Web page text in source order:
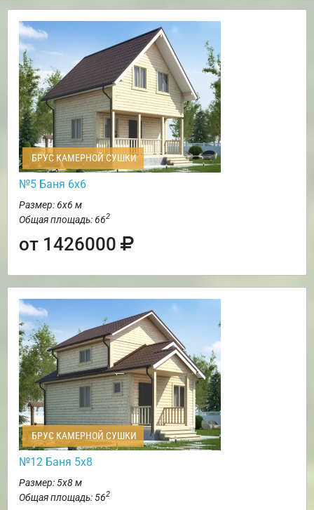
БРУС КАМЕРНОЙ СУШКИ
№5 Баня 6х6
Размер: 6х6 м
Общая площадь: 662
от 1426000
БРУС КАМЕРНОЙ СУШКИ
№12 Баня 5х8
Размер: 5х8 м
Общая площадь: 562